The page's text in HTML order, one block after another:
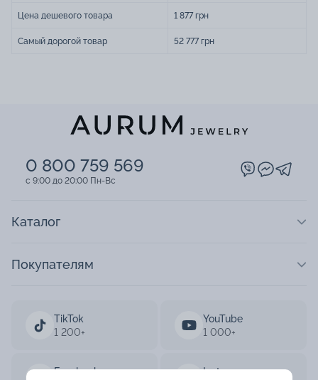
Цена дешевого товара 1 877 грн
Самый дорогой товар 52 777 грн
0 800 759 569
c 9:00 до 20:00 Пн-Вс
TikTok
1 200+
YouTube
1 000+
Facebook
Instagram
Каталог
Покупателям